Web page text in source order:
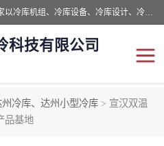
四川美柯冷冻库安装工程有限公司一家以冷库机组、冷库设备、冷库设计、冷冻库设备销售、冷库安装、冻库安装价格及技术服务为一体的综合企业，咨询热线：同等设备材料优惠10% 。公司各种类型安装组合式冷库、冷冻库、冷藏库、气调保鲜库、并提供成套设备供应、安装与调试、维护与维修、技术咨询、操作维修人员技术培训等
科技有限公司
州冷库、达州小型冷库 > 宣汉双温
品基地四川冷库，四川冻库安装